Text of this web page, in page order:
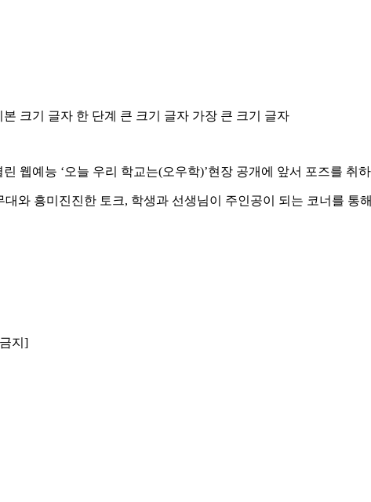
본 크기 글자 한 단계 큰 크기 글자 가장 큰 크기 글자
웹예능 ‘오늘 우리 학교는(오우학)’현장 공개에 앞서 포즈를 취
와 흥미진진한 토크, 학생과 선생님이 주인공이 되는 코너를 통
지]